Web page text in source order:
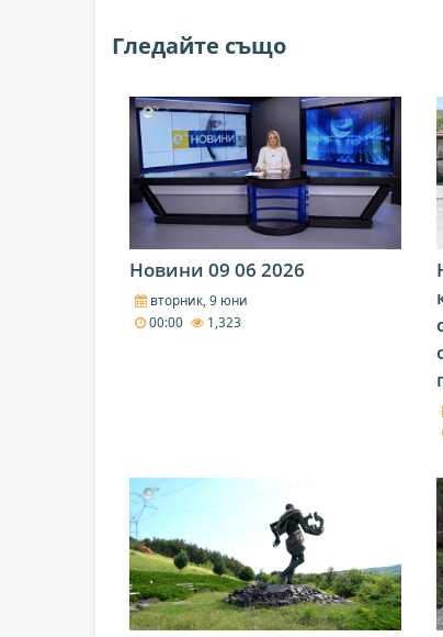
Гледайте също
Новини 09 06 2026
вторник, 9 юни
00:00
1,323